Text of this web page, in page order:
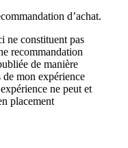
d’achat.
ne constituent pas
recommandation
de manière
de mon expérience
ne peut et
placement